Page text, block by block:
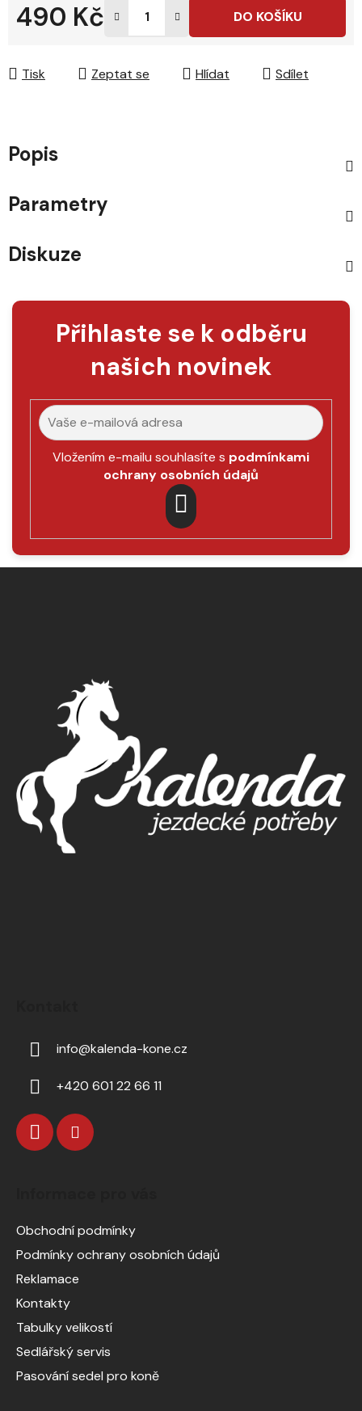
490 Kč DO KOŠÍKU
Tisk Zeptat se Hlídat Sdílet
Popis
Parametry
Diskuze
Přihlaste se k odběru
našich novinek
Vložením e-mailu souhlasíte s podmínkami
ochrany osobních údajů
PŘIHLÁSIT
SE
info@kalenda-kone.cz
+420 601 22 66 11
Obchodní podmínky
Podmínky ochrany osobních údajů
Reklamace
Kontakty
Tabulky velikostí
Sedlářský servis
Pasování sedel pro koně